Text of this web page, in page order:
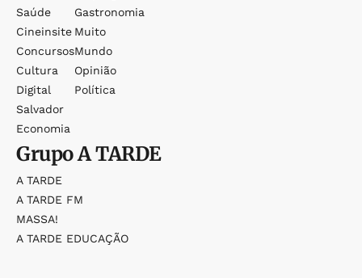
Saúde
Cineinsite
Concursos
Cultura
Digital
Salvador
Economia
Gastronomia
Muito
Mundo
Opinião
Política
GrupoA TARDE
A TARDE
A TARDE FM
MASSA!
A TARDE EDUCAÇÃO